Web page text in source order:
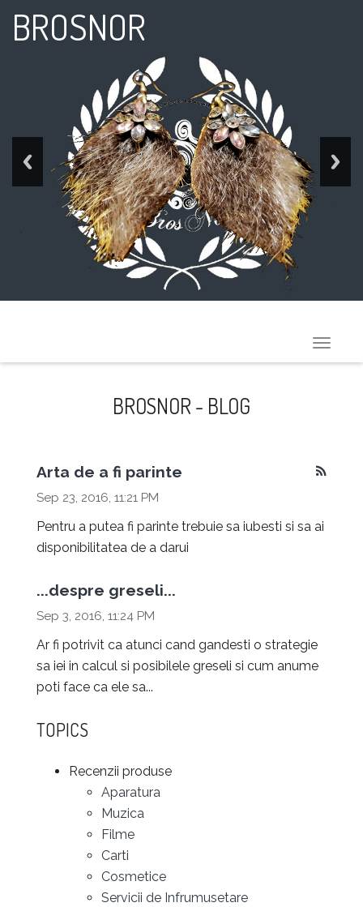
BROSNOR
Toggle
BROSNOR - BLOG
Arta de a fi parinte
Sep 23, 2016, 11:21 PM
Pentru a putea fi parinte trebuie sa iubesti si sa ai
disponibilitatea de a darui
...despre greseli...
Sep 3, 2016, 11:24 PM
Ar fi potrivit ca atunci cand gandesti o strategie
sa iei in calcul si posibilele greseli si cum anume
poti face ca ele sa...
TOPICS
Recenzii produse
Aparatura
Muzica
Filme
Carti
Cosmetice
Servicii de Infrumusetare